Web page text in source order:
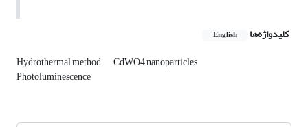
کلیدواژه‌ها English
Hydrothermal method CdWO4 nanoparticles
Photoluminescence